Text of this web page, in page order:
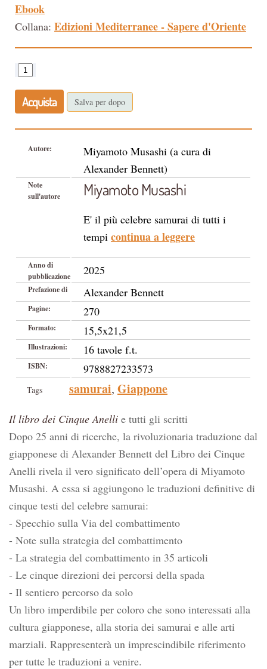
Ebook
Collana: Edizioni Mediterranee - Sapere d'Oriente
Acquista Salva per dopo
Autore:
Miyamoto Musashi (a cura di
Alexander Bennett)
Note
sull'autore
Miyamoto Musashi
E' il più celebre samurai di tutti i
tempi continua a leggere
Anno di
pubblicazione
2025
Prefazione di Alexander Bennett
Pagine: 270
Formato: 15,5x21,5
Illustrazioni: 16 tavole f.t.
ISBN: 9788827233573
Tags samurai, Giappone
Il libro dei Cinque Anelli e tutti gli scritti
Dopo 25 anni di ricerche, la rivoluzionaria traduzione dal
giapponese di Alexander Bennett del Libro dei Cinque
Anelli rivela il vero significato dell’opera di Miyamoto
Musashi. A essa si aggiungono le traduzioni definitive di
cinque testi del celebre samurai:
- Specchio sulla Via del combattimento
- Note sulla strategia del combattimento
- La strategia del combattimento in 35 articoli
- Le cinque direzioni dei percorsi della spada
- Il sentiero percorso da solo
Un libro imperdibile per coloro che sono interessati alla
cultura giapponese, alla storia dei samurai e alle arti
marziali. Rappresenterà un imprescindibile riferimento
per tutte le traduzioni a venire.